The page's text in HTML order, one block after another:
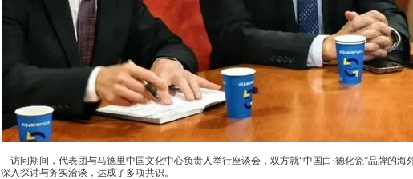
访问期间，代表团与马德里中国文化中心负责人举行座谈会，双方就“中国白·德化瓷”品牌的
深入探讨与务实洽谈，达成了多项共识。